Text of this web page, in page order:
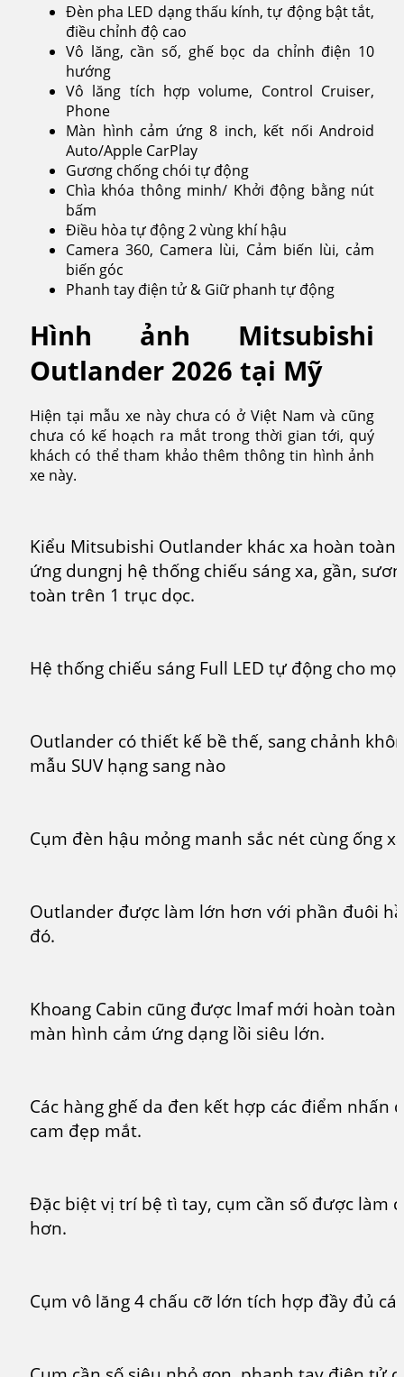
Đèn pha LED dạng thấu kính, tự động bật tắt,
điều chỉnh độ cao
Vô lăng, cần số, ghế bọc da chỉnh điện 10
hướng
Vô lăng tích hợp volume, Control Cruiser,
Phone
Màn hình cảm ứng 8 inch, kết nối Android
Auto/Apple CarPlay
Gương chống chói tự động
Chìa khóa thông minh/ Khởi động bằng nút
bấm
Điều hòa tự động 2 vùng khí hậu
Camera 360, Camera lùi, Cảm biến lùi, cảm
biến góc
Phanh tay điện tử & Giữ phanh tự động
Hình ảnh Mitsubishi
Outlander 2026 tại Mỹ
Hiện tại mẫu xe này chưa có ở Việt Nam và cũng
chưa có kế hoạch ra mắt trong thời gian tới, quý
khách có thể tham khảo thêm thông tin hình ảnh
xe này.
Kiểu Mitsubishi Outlander khác xa hoàn toàn
ứng dungnj hệ thống chiếu sáng xa, gần,
toàn trên 1 trục dọc.
Hệ thống chiếu sáng Full LED tự động cho
Outlander có thiết kế bề thế, sang chảnh
mẫu SUV hạng sang nào
Cụm đèn hậu mỏng manh sắc nét cùng ống
Outlander được làm lớn hơn với phần đuôi
đó.
Khoang Cabin cũng được lmaf mới hoàn
màn hình cảm ứng dạng lồi siêu lớn.
Các hàng ghế da đen kết hợp các điểm nhấn
cam đẹp mắt.
Đặc biệt vị trí bệ tì tay, cụm cần số được làm
hơn.
Cụm vô lăng 4 chấu cỡ lớn tích hợp đầy đủ